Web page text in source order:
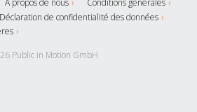
À propos de nous
Conditions générales
Déclaration de confidentialité des données
Public in Motion GmbH